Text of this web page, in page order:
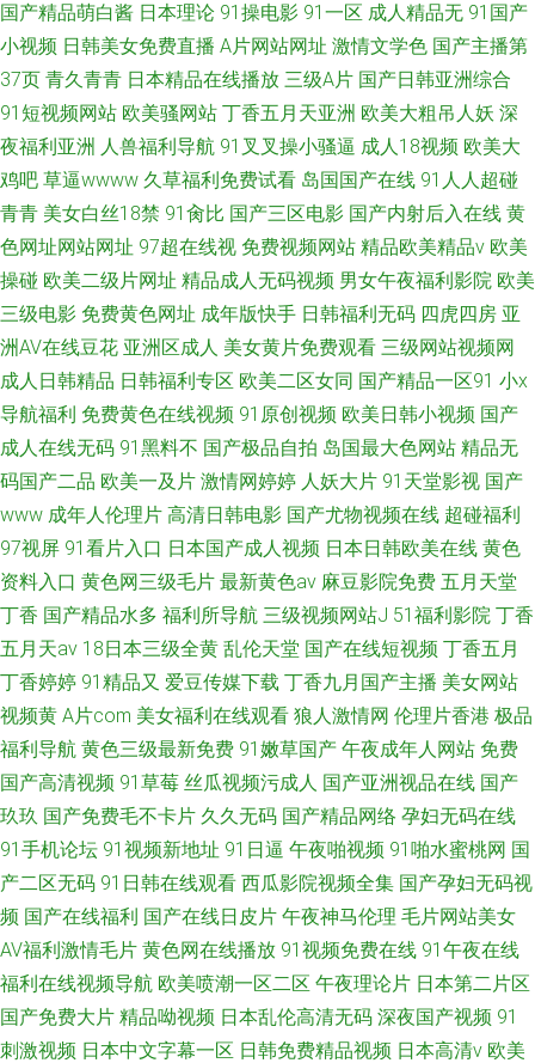
国产精品萌白酱 日本理论 91操电影 91一区 成人精品无 91国产
小视频 日韩美女免费直播 A片网站网址 激情文学色 国产主播第
37页 青久青青 日本精品在线播放 三级A片 国产日韩亚洲综合
91短视频网站 欧美骚网站 丁香五月天亚洲 欧美大粗吊人妖 深
夜福利亚洲 人兽福利导航 91叉叉操小骚逼 成人18视频 欧美大
鸡吧 草逼wwww 久草福利免费试看 岛国国产在线 91人人超碰
青青 美女白丝18禁 91肏比 国产三区电影 国产内射后入在线 黄
色网址网站网址 97超在线视 免费视频网站 精品欧美精品v 欧美
操碰 欧美二级片网址 精品成人无码视频 男女午夜福利影院 欧美
三级电影 免费黄色网址 成年版快手 日韩福利无码 四虎四房 亚
洲AV在线豆花 亚洲区成人 美女黄片免费观看 三级网站视频网
成人日韩精品 日韩福利专区 欧美二区女同 国产精品一区91 小x
导航福利 免费黄色在线视频 91原创视频 欧美日韩小视频 国产
成人在线无码 91黑料不 国产极品自拍 岛国最大色网站 精品无
码国产二品 欧美一及片 激情网婷婷 人妖大片 91天堂影视 国产
www 成年人伦理片 高清日韩电影 国产尤物视频在线 超碰福利
97视屏 91看片入口 日本国产成人视频 日本日韩欧美在线 黄色
资料入口 黄色网三级毛片 最新黄色av 麻豆影院免费 五月天堂
丁香 国产精品水多 福利所导航 三级视频网站J 51福利影院 丁香
五月天av 18日本三级全黄 乱伦天堂 国产在线短视频 丁香五月
丁香婷婷 91精品又 爱豆传媒下载 丁香九月国产主播 美女网站
视频黄 A片com 美女福利在线观看 狼人激情网 伦理片香港 极品
福利导航 黄色三级最新免费 91嫩草国产 午夜成年人网站 免费
国产高清视频 91草莓 丝瓜视频污成人 国产亚洲视品在线 国产
玖玖 国产免费毛不卡片 久久无码 国产精品网络 孕妇无码在线
91手机论坛 91视频新地址 91日逼 午夜啪视频 91啪水蜜桃网 国
产二区无码 91日韩在线观看 西瓜影院视频全集 国产孕妇无码视
频 国产在线福利 国产在线日皮片 午夜神马伦理 毛片网站美女
AV福利激情毛片 黄色网在线播放 91视频免费在线 91午夜在线
福利在线视频导航 欧美喷潮一区二区 午夜理论片 日本第二片区
国产免费大片 精品呦视频 日本乱伦高清无码 深夜国产视频 91
刺激视频 日本中文字幕一区 日韩免费精品视频 日本高清v 欧美